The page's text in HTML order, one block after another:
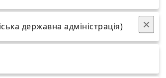
×
державна адміністрація)